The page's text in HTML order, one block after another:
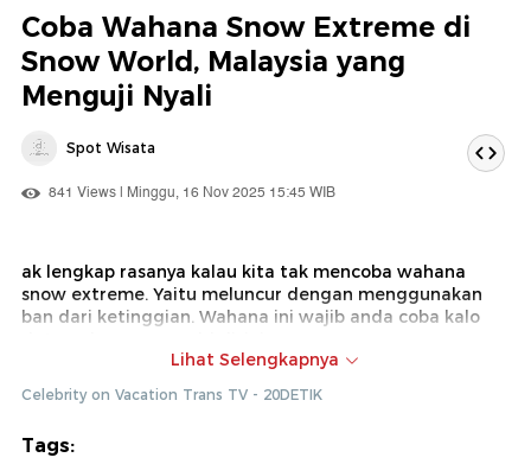
ini
Coba Wahana Snow Extreme di
Snow World, Malaysia yang
Menguji Nyali
Spot Wisata
841 Views | Minggu, 16 Nov 2025 15:45 WIB
ak lengkap rasanya kalau kita tak mencoba wahana
snow extreme. Yaitu meluncur dengan menggunakan
ban dari ketinggian. Wahana ini wajib anda coba kalo
Lihat Selengkapnya
Celebrity on Vacation Trans TV - 20DETIK
Tags: